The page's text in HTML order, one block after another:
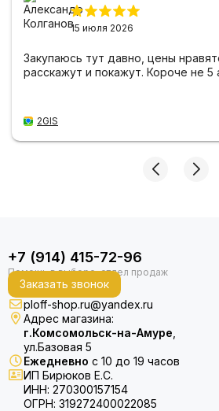
15 июля 2026
Закупаюсь тут давно, цены
расскажут и покажут. Короче не 5
2GIS
+7 (914) 415-72-96
Заказать звонок
ploff-shop.ru@yandex.ru
Адрес магазина:
г.Комсомольск-на-Амуре
ул.Базовая 5
Ежедневно с 10 до 19 часов
ИП Бирюков Е.С.
ИНН: 270300157154
ОГРН: 319272400022085